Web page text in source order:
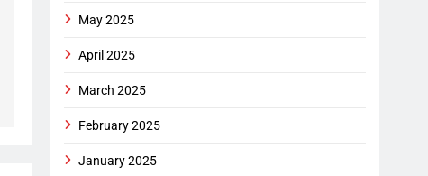
May 2025
April 2025
March 2025
February 2025
January 2025